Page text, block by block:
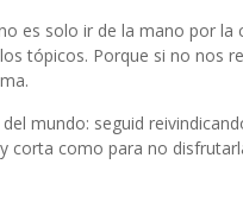
es solo ir de la mano por la
tópicos. Porque si no nos
mundo: seguid
corta como para no